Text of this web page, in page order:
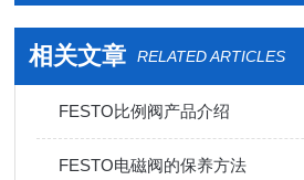
相关文章 RELATED ARTICLES
FESTO比例阀产品介绍
FESTO电磁阀的保养方法